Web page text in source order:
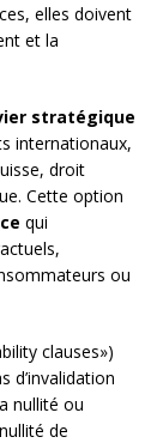
elles doivent
et la
stratégique
internationaux,
droit
Cette option
qui
ou
clauses»)
d’invalidation
nullité ou
de